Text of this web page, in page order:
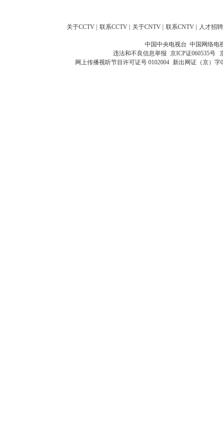
关于CCTV 联系CCTV 关于CNTV 联系CNTV 人才招聘
中国中央电视台 中国网络电
违法和不良信息举报 京ICP证060535号
网上传播视听节目许可证号 0102004 新出网证（京）